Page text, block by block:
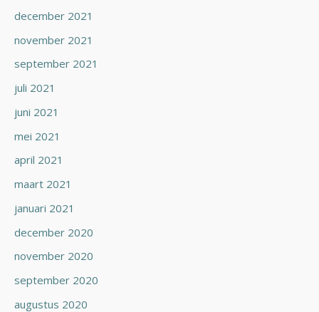
december 2021
november 2021
september 2021
juli 2021
juni 2021
mei 2021
april 2021
maart 2021
januari 2021
december 2020
november 2020
september 2020
augustus 2020